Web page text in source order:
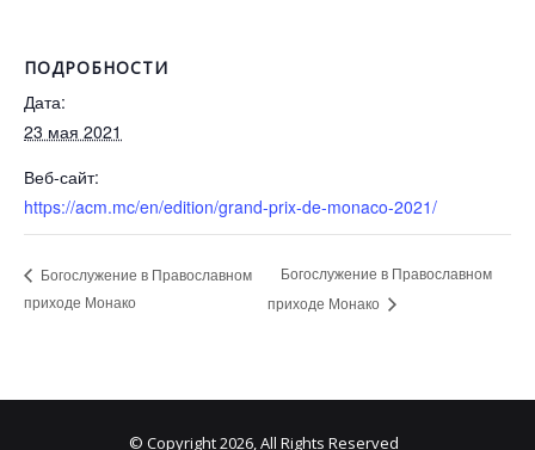
ПОДРОБНОСТИ
Дата:
23 мая 2021
Веб-сайт:
https://acm.mc/en/edition/grand-prix-de-monaco-2021/
Богослужение в Православном
приходе Монако
Богослужение в Православном
приходе Монако
© Copyright 2026, All Rights Reserved